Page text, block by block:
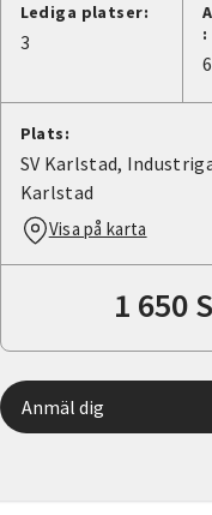
Lediga platser:
3
:
Plats:
SV Karlstad,
Karlstad
Visa på karta
1 650
Anmäl dig